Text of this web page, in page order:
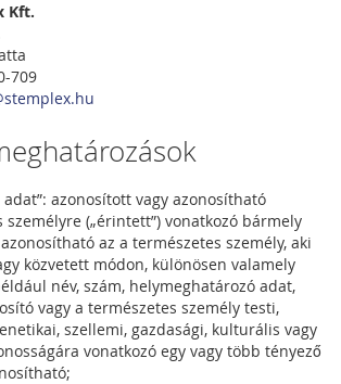
Kft.
709
adat”: azonosított vagy azonosítható
személyre („érintett”) vonatkozó bármely
az a természetes személy, aki
közvetett módon, különösen valamely
név, szám, helymeghatározó adat,
vagy a természetes személy testi,
szellemi, gazdasági, kulturális vagy
vonatkozó egy vagy több tényező